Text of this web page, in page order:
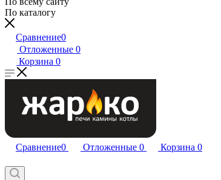
По каталогу
Сравнение0
Отложенные 0
Корзина 0
Сравнение0 Отложенные 0 Корзина 0